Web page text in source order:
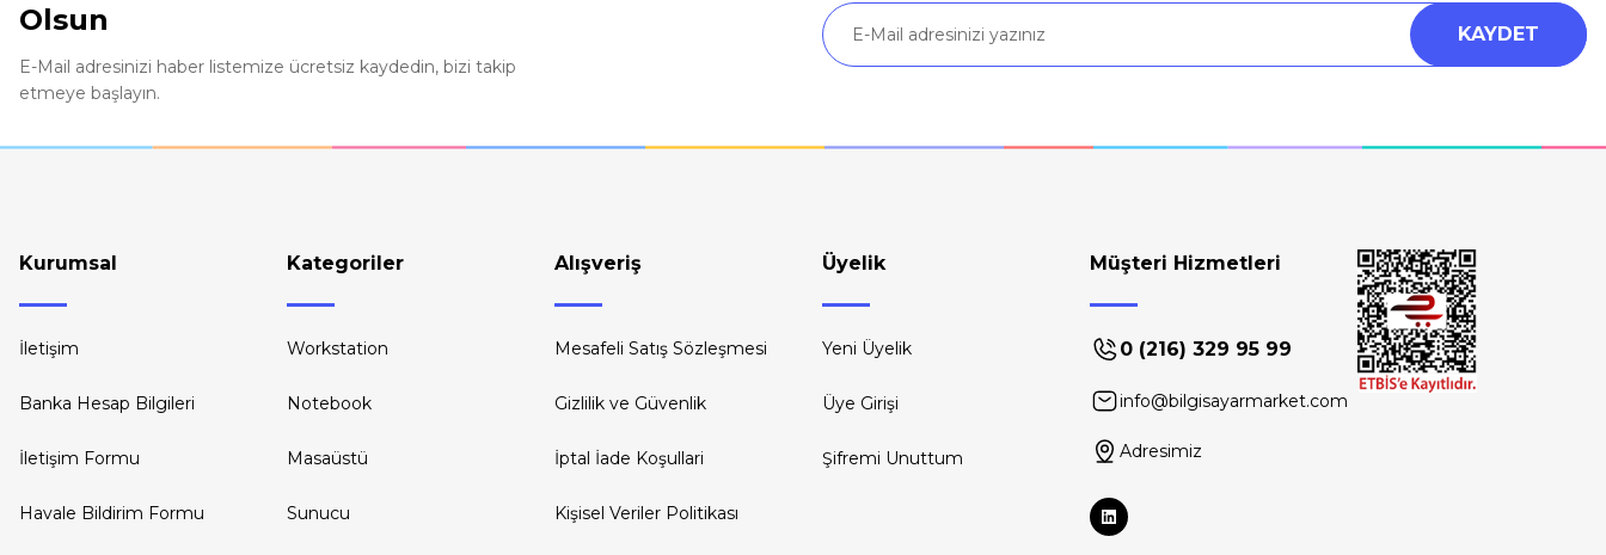
Olsun
E-Mail adresinizi haber listemize ücretsiz kaydedin, bizi takip
etmeye başlayın.
KAYDET
Kurumsal
İletişim
Banka Hesap Bilgileri
İletişim Formu
Havale Bildirim Formu
Kategoriler
Workstation
Notebook
Masaüstü
Sunucu
Alışveriş
Mesafeli Satış Sözleşmesi
Gizlilik ve Güvenlik
İptal İade Koşullari
Kişisel Veriler Politikası
Üyelik
Yeni Üyelik
Üye Girişi
Şifremi Unuttum
Müşteri Hizmetleri
0 (216) 329 95 99
info@bilgisayarmarket.com
Adresimiz